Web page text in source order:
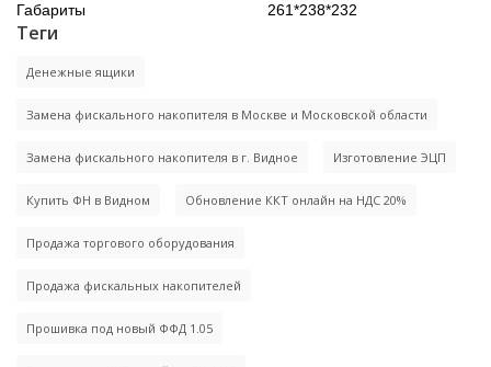
Габариты
261*238*232
Теги
Денежные ящики
Замена фискального накопителя в Москве и Московской области
Замена фискального накопителя в г. Видное Изготовление ЭЦП
Купить ФН в Видном Обновление ККТ онлайн на НДС 20%
Продажа торгового оборудования
Продажа фискальных накопителей
Прошивка под новый ФФД 1.05